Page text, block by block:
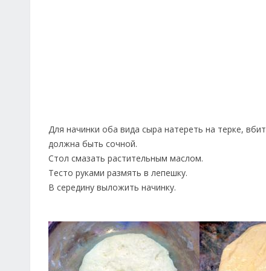
Для начинки оба вида сыра натереть на терке,
должна быть сочной.
Стол смазать растительным маслом.
Тесто руками размять в лепешку.
В середину выложить начинку.